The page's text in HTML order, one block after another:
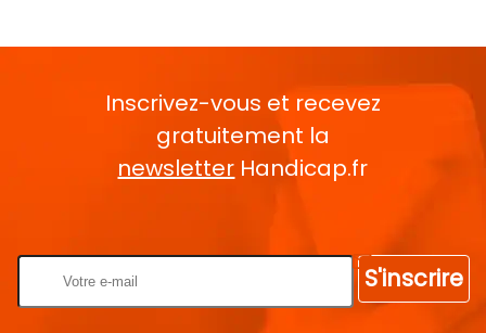
Inscrivez-vous et recevez
gratuitement la
newsletter Handicap.fr
S'inscrire